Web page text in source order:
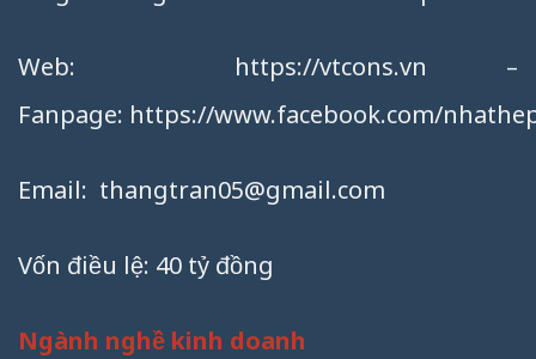
Web: https://vtcons.vn –
Fanpage: https://www.facebook.com/
Email: thangtran05@gmail.com
Vốn điều lệ: 40 tỷ đồng
Ngành nghề kinh doanh